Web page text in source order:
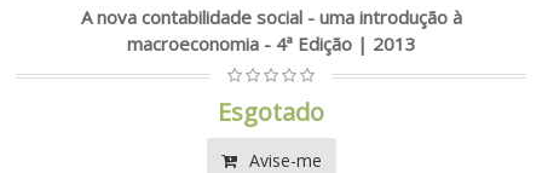
A nova contabilidade social - uma introdução à
macroeconomia - 4ª Edição | 2013
Esgotado
Avise-me